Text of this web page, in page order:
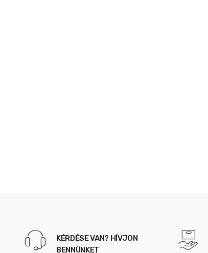
KÉRDÉSE VAN? HÍVJON
BENNÜNKET